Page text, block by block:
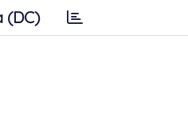
(DC)